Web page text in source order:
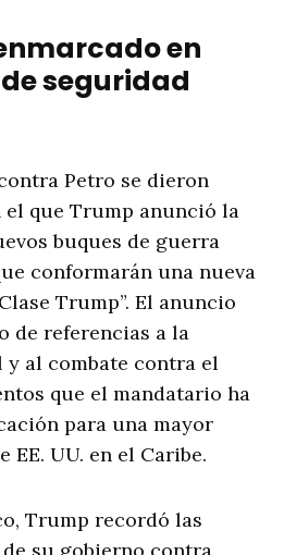
en
seguridad
Petro se dieron
que Trump anunció la
buques de guerra
conformarán una nueva
Trump”. El anuncio
de referencias a la
al combate contra el
que el mandatario ha
para una mayor
UU. en el Caribe.
Trump recordó las